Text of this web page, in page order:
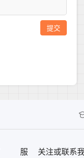
服
关注或联系